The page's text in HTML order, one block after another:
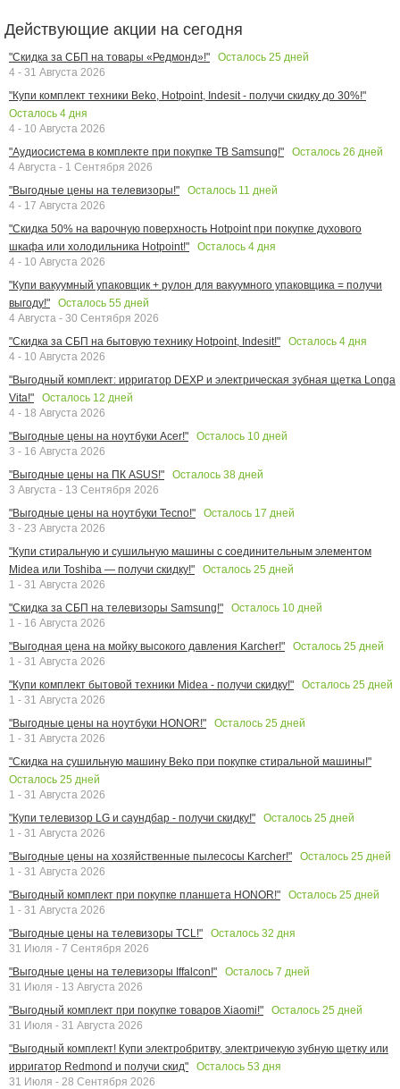
Действующие акции на сегодня
"Скидка за СБП на товары «Редмонд»!" Осталось 25 дней
4 - 31 Августа 2026
"Купи комплект техники Beko, Hotpoint, Indesit - получи скидку до 30%!"
Осталось 4 дня
4 - 10 Августа 2026
"Аудиосистема в комплекте при покупке ТВ Samsung!"
Осталось 26 дней
4 Августа - 1 Сентября 2026
"Выгодные цены на телевизоры!"
Осталось 11 дней
4 - 17 Августа 2026
"Скидка 50% на варочную поверхность Hotpoint при покупке духового
шкафа или холодильника Hotpoint!"
Осталось 4 дня
4 - 10 Августа 2026
"Купи вакуумный упаковщик + рулон для вакуумного упаковщика = получи
выгоду!"
Осталось 55 дней
4 Августа - 30 Сентября 2026
"Скидка за СБП на бытовую технику Hotpoint, Indesit!"
Осталось 4 дня
4 - 10 Августа 2026
"Выгодный комплект: ирригатор DEXP и электрическая зубная щетка Longa
Vita!"
Осталось 12 дней
4 - 18 Августа 2026
"Выгодные цены на ноутбуки Acer!"
Осталось 10 дней
3 - 16 Августа 2026
"Выгодные цены на ПК ASUS!"
Осталось 38 дней
3 Августа - 13 Сентября 2026
"Выгодные цены на ноутбуки Tecno!"
Осталось 17 дней
3 - 23 Августа 2026
"Купи стиральную и сушильную машины с соединительным элементом
Midea или Toshiba — получи скидку!"
Осталось 25 дней
1 - 31 Августа 2026
"Скидка за СБП на телевизоры Samsung!"
Осталось 10 дней
1 - 16 Августа 2026
"Выгодная цена на мойку высокого давления Karcher!"
Осталось 25 дней
1 - 31 Августа 2026
"Купи комплект бытовой техники Midea - получи скидку!"
Осталось 25 дней
1 - 31 Августа 2026
"Выгодные цены на ноутбуки HONOR!"
Осталось 25 дней
1 - 31 Августа 2026
"Скидка на сушильную машину Beko при покупке стиральной машины!"
Осталось 25 дней
1 - 31 Августа 2026
"Купи телевизор LG и саундбар - получи скидку!"
Осталось 25 дней
1 - 31 Августа 2026
"Выгодные цены на хозяйственные пылесосы Karcher!"
Осталось 25 дней
1 - 31 Августа 2026
"Выгодный комплект при покупке планшета HONOR!"
Осталось 25 дней
1 - 31 Августа 2026
"Выгодные цены на телевизоры TCL!"
Осталось 32 дня
31 Июля - 7 Сентября 2026
"Выгодные цены на телевизоры Iffalcon!"
Осталось 7 дней
31 Июля - 13 Августа 2026
"Выгодный комплект при покупке товаров Xiaomi!"
Осталось 25 дней
31 Июля - 31 Августа 2026
"Выгодный комплект! Купи электробритву, электричекую зубную щетку или
ирригатор Redmond и получи скид"
Осталось 53 дня
31 Июля - 28 Сентября 2026